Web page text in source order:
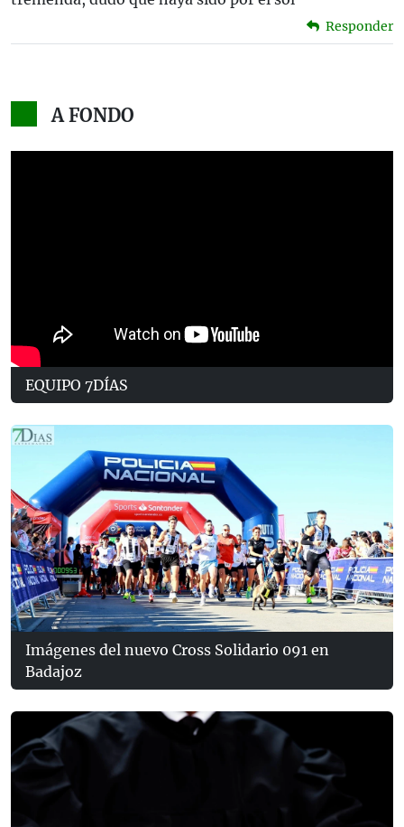
Responder
A FONDO
EQUIPO 7DÍAS
Imágenes del nuevo Cross Solidario 091 en
Badajoz